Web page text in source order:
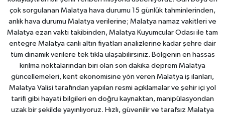
çok sorgulanan Malatya hava durumu 15 günlük tahminlerinden,
anlık hava durumu Malatya verilerine; Malatya namaz vakitleri ve
Malatya ezan vakti takibinden, Malatya Kuyumcular Odası ile tam
entegre Malatya canlı altın fiyatları analizlerine kadar şehre dair
tüm dinamik verilere tek tıkla ulaşabilirsiniz. Bölgenin en hassas
kırılma noktalarından biri olan son dakika deprem Malatya
güncellemeleri, kent ekonomisine yön veren Malatya iş ilanları,
Malatya Valisi tarafından yapılan resmi açıklamalar ve şehir içi yol
tarifi gibi hayati bilgileri en doğru kaynaktan, manipülasyondan
uzak bir şekilde yayınlıyoruz. Hızlı, güvenilir ve tarafsız Malatya